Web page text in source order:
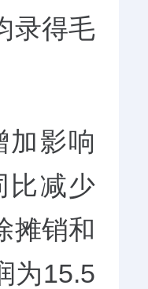
录得毛
加影响
比减少
摊销和
为15.5